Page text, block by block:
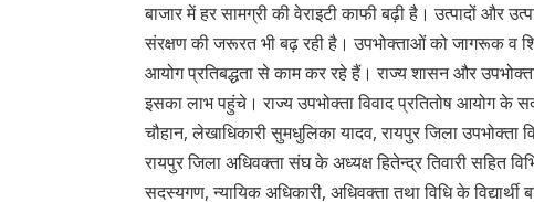
बाजार में हर सामग्री की वेराइटी काफी बढ़ी है। उत्पादों और
संरक्षण की जरूरत भी बढ़ रही है। उपभोक्ताओं को जागरूक व
आयोग प्रतिबद्धता से काम कर रहे हैं। राज्य शासन और
इसका लाभ पहुंचे। राज्य उपभोक्ता विवाद प्रतितोष आयोग के
चौहान, लेखाधिकारी सुमधुलिका यादव, रायपुर जिला उपभोक्ता
रायपुर जिला अधिवक्ता संघ के अध्यक्ष हितेन्द्र तिवारी सहित
सदस्यगण, न्यायिक अधिकारी, अधिवक्ता तथा विधि के